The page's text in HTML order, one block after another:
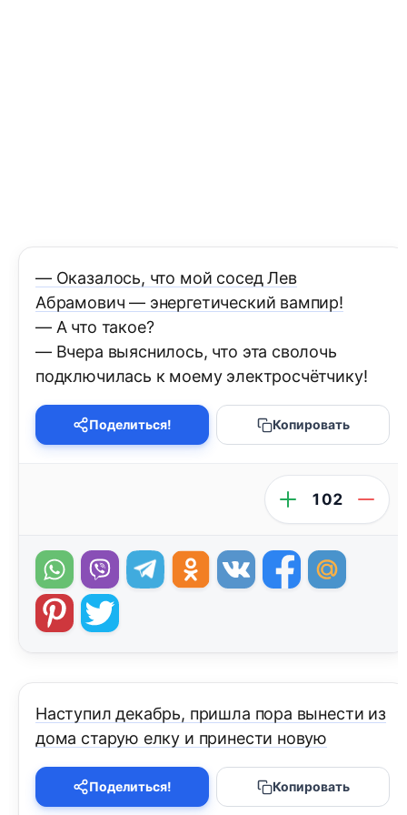
— Оказалось, что мой сосед Лев
Абрамович — энергетический вампир!
— А что такое?
— Вчера выяснилось, что эта сволочь
подключилась к моему электросчётчику!
Поделиться! Копировать
102
Наступил декабрь, пришла пора вынести из
дома старую елку и принести новую
Поделиться! Копировать